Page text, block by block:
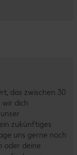
das zwischen 30
dich
zukünftiges
uns gerne noch
oder deine